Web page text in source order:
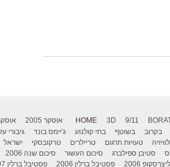
HOME 3D 9/11 אוסקר 2005 אוסקר
בקרוב בשוטף בתי קולנוע ג'יימס בונד גיבורי
טעויות תרגום טריילרים טרקובסקי ישראל
סטיבן ספילברג סיכום העשור סיכום שנה 2006
2006 פסטיבל ברלין 2006 פסטיבל ברלין 2007